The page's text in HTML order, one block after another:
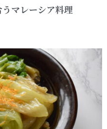
マレーシア料理